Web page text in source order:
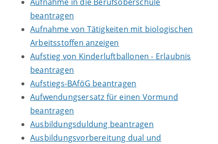
Aufnahme in die Berufsoberschule
beantragen
Aufnahme von Tätigkeiten mit biologischen
Arbeitsstoffen anzeigen
Aufstieg von Kinderluftballonen - Erlaubnis
beantragen
Aufstiegs-BAföG beantragen
Aufwendungsersatz für einen Vormund
beantragen
Ausbildungsduldung beantragen
Ausbildungsvorbereitung dual und